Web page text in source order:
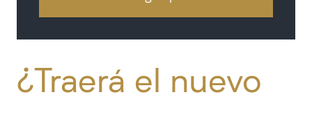
¿Traerá el nuevo